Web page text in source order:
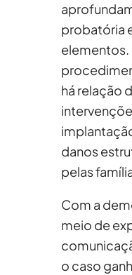
probatória
há relação
danos
pelas
Com a
meio de
o caso